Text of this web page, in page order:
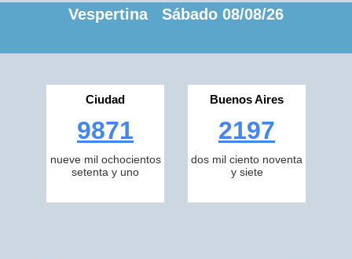
Vespertina Sábado 08/08/26
Ciudad
9871
nueve mil ochocientos
setenta y uno
Buenos Aires
2197
dos mil ciento noventa
y siete